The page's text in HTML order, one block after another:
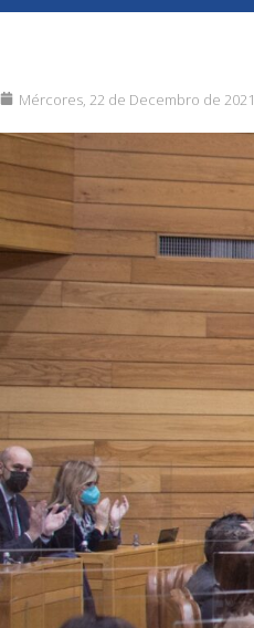
Mércores, 22 de Decembro de 2021